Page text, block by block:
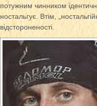
потужним чинником
ностальгує. Втім,
відстороненості.